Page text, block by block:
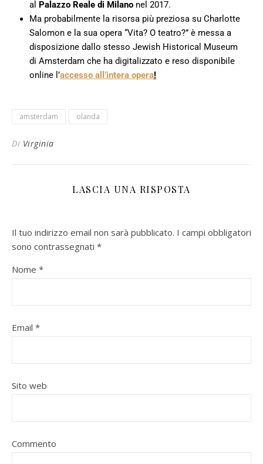
al Palazzo Reale di Milano nel 2017.
Ma probabilmente la risorsa più preziosa su Charlotte
Salomon e la sua opera “Vita? O teatro?” è messa a
disposizione dallo stesso Jewish Historical Museum
di Amsterdam che ha digitalizzato e reso disponibile
online l’accesso all’intera opera!
amsterdam olanda
Di Virginia
LASCIA UNA RISPOSTA
Il tuo indirizzo email non sarà pubblicato. I campi obbligatori
sono contrassegnati *
Nome *
Email *
Sito web
Commento